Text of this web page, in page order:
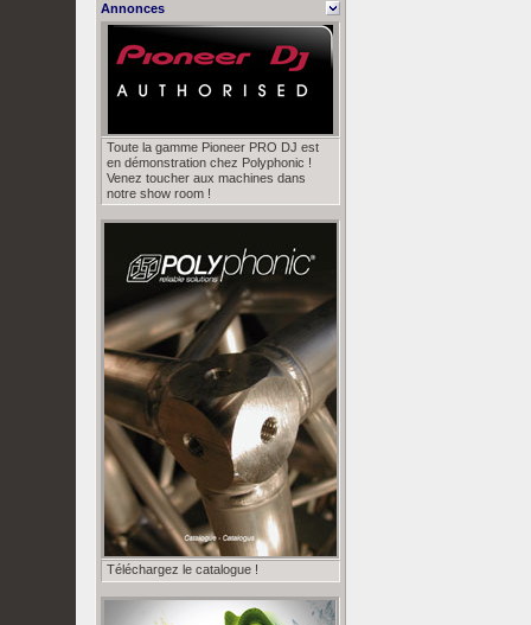
Annonces
Toute la gamme Pioneer PRO DJ est
en démonstration chez Polyphonic !
Venez toucher aux machines dans
notre show room !
Téléchargez le catalogue !